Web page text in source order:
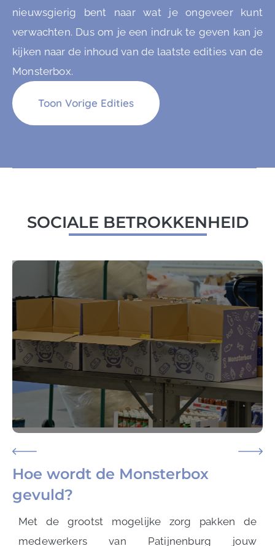
nieuwsgierig bent naar wat je ongeveer kunt
verwachten. Dus om je een indruk te geven kan je
kijken naar de inhoud van de laatste edities van de
Monsterbox.
Toon Vorige Edities
SOCIALE BETROKKENHEID
Hoe wordt de Monsterbox
gevuld?
Met de grootst mogelijke zorg pakken de
medewerkers van Patijnenburg jouw